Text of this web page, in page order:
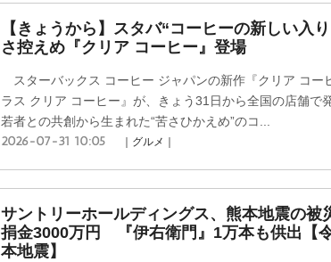
【きょうから】スタバ“コーヒーの新しい入
さ控えめ『クリア コーヒー』登場
スターバックス コーヒー ジャパンの新作『クリア コー
ラス クリア コーヒー』が、きょう31日から全国の店舗で
若者との共創から生まれた“苦さひかえめ”のコ...
2026-07-31 10:05 ｜グルメ｜
サントリーホールディングス、熊本地震の被
捐金3000万円 『伊右衛門』1万本も供出【
本地震】